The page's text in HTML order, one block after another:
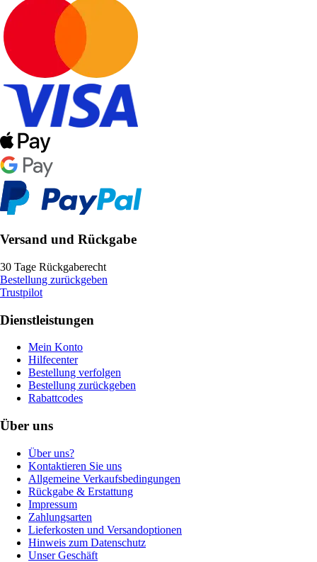
Versand und Rückgabe
30 Tage Rückgaberecht
Bestellung zurückgeben
Trustpilot
Dienstleistungen
Mein Konto
Hilfecenter
Bestellung verfolgen
Bestellung zurückgeben
Rabattcodes
Über uns
Über uns?
Kontaktieren Sie uns
Allgemeine Verkaufsbedingungen
Rückgabe & Erstattung
Impressum
Zahlungsarten
Lieferkosten und Versandoptionen
Hinweis zum Datenschutz
Unser Geschäft